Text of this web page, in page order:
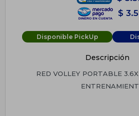
$
Disponible PickUp
Descripción
RED VOLLEY PORTABLE